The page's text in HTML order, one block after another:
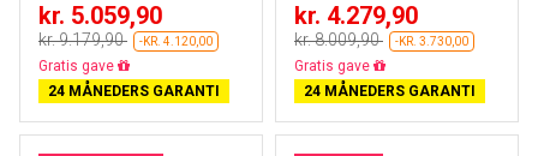
kr. 5.059,90
kr. 9.179,90 -KR. 4.120,00
Gratis fragt
24 MÅNEDERS GARANTI
kr. 4.279,90
kr. 8.009,90 -KR. 3.730,00
Gratis fragt
24 MÅNEDERS GARANTI